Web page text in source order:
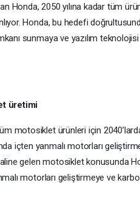
Honda, 2050 yılına kadar tüm
Honda, bu hedefi
sunmaya ve yazılım
üretimi
motosiklet ürünleri için
içten yanmalı motorları
gelen motosiklet konusunda
motorları geliştirmeye ve